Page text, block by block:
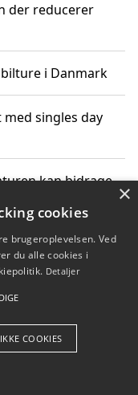
der reducerer
i Danmark
singles day
kan bidrage
for CO2-
Aps
×
cookies
brugeroplevelsen. Ved
du alle cookies i
Detaljer
COOKIES